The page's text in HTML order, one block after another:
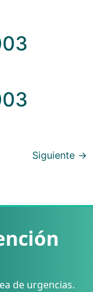
Siguiente →
de urgencias.